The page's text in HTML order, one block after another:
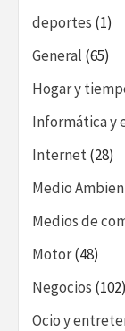
deportes (1)
General (65)
Hogar y
Informática y
Internet(28)
Medio
Medios de
Motor(48)
Negocios (102)
Ocio y